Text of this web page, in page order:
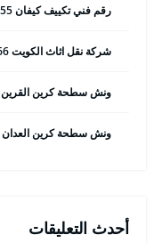
رقم فني تكييف كيفان 98025055 فني تكييف مركزي 24 ساعة
شركة نقل اثاث الكويت 50993766 هاف لوري وانيت نقل عفش
ونش سطحة كرين القرين 65557275 ونش سحب وانقاذ سيارات
ونش سطحة كرين العدان 65557275 ونش سحب وانقاذ سيارات
أحدث التعليقات